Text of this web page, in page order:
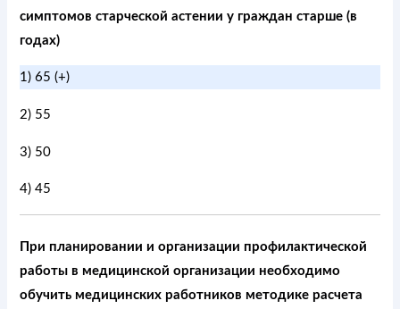
симптомов старческой астении у граждан старше (в
годах)
1) 65 (+)
2) 55
3) 50
4) 45
При планировании и организации профилактической
работы в медицинской организации необходимо
обучить медицинских работников методике расчета